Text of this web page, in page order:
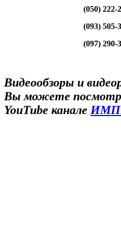
(050) 222-22-
(093) 505-30-
(097) 290-34-
Видеообзоры и
Вы можете
YouTube канале